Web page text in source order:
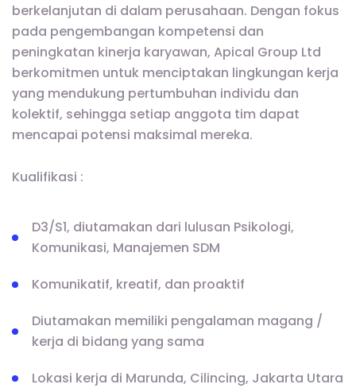
berkelanjutan di dalam perusahaan. Dengan fokus
pada pengembangan kompetensi dan
peningkatan kinerja karyawan, Apical Group Ltd
berkomitmen untuk menciptakan lingkungan kerja
yang mendukung pertumbuhan individu dan
kolektif, sehingga setiap anggota tim dapat
mencapai potensi maksimal mereka.
Kualifikasi :
D3/S1, diutamakan dari lulusan Psikologi,
Komunikasi, Manajemen SDM
Komunikatif, kreatif, dan proaktif
Diutamakan memiliki pengalaman magang /
kerja di bidang yang sama
Lokasi kerja di Marunda, Cilincing, Jakarta Utara